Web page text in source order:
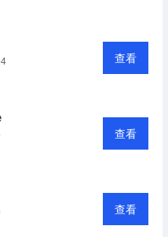
查看
查看
查看